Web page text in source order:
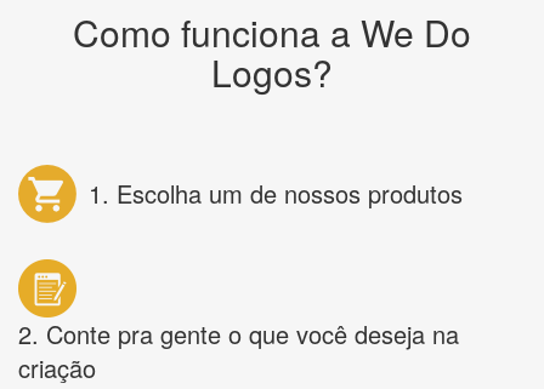
Como funciona a We Do
Logos?
1. Escolha um de nossos produtos
2. Conte pra gente o que você deseja na
criação